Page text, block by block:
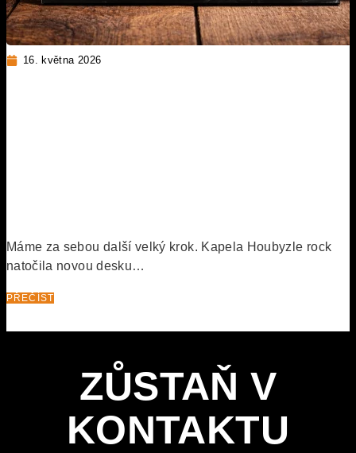
16. května 2026
Máme za sebou další velký krok. Kapela Houbyzle rock
natočila novou desku…
PŘEČÍST
ZŮSTAŇ V
KONTAKTU